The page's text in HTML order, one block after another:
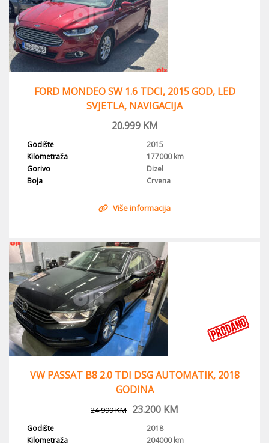
FORD MONDEO SW 1.6 TDCI, 2015 GOD, LED
SVJETLA, NAVIGACIJA
20.999KM
Godište
2015
Kilometraža
177000 km
Gorivo
Dizel
Boja
Crvena
Više informacija
VW PASSAT B8 2.0 TDI DSG AUTOMATIK, 2018
GODINA
24.999KM 23.200 KM
Godište
2018
Kilometraža
204000 km